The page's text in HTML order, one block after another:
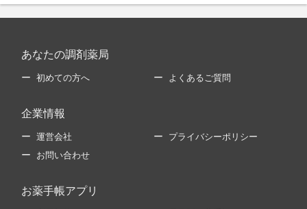
あなたの調剤薬局
初めての方へ よくあるご質問
企業情報
運営会社 プライバシーポリシー
お問い合わせ
お薬手帳アプリ